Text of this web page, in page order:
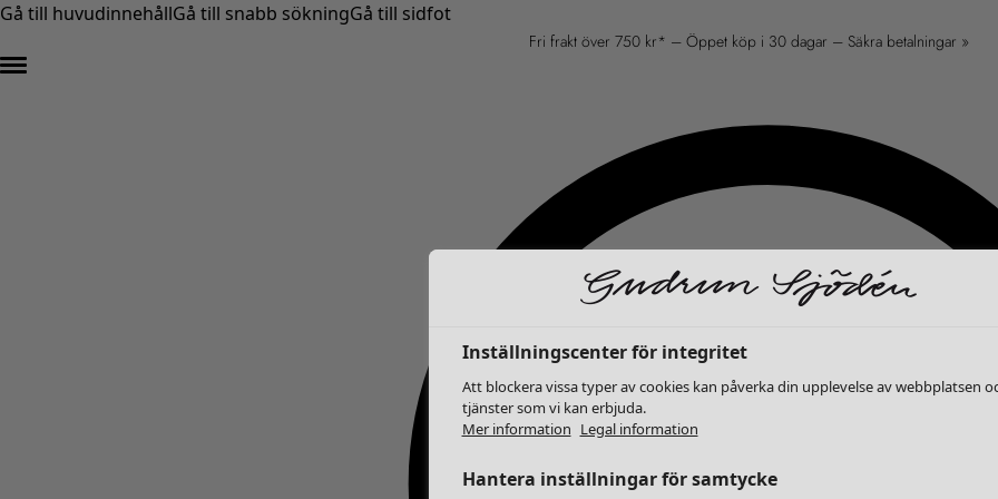
Gå till huvudinnehållGå till snabb sökningGå till sidfot
Fri frakt över 750 kr* – Öppet köp i 30 dagar – Säkra betalningar »
Inställningscenter för integritet
Att blockera vissa typer av cookies kan påverka din upplevelse av webbplatsen
tjänster som vi kan erbjuda.
Mer information Legal information
Hantera inställningar för samtycke